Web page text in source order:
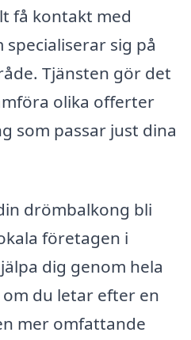
få kontakt med
sig på
Tjänsten gör det
olika offerter
som passar just dina
drömbalkong bli
företagen i
dig genom hela
du letar efter en
mer omfattande